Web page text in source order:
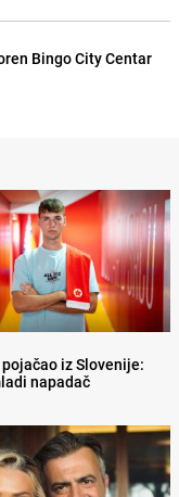
Bingo City Centar
iz Slovenije:
napadač